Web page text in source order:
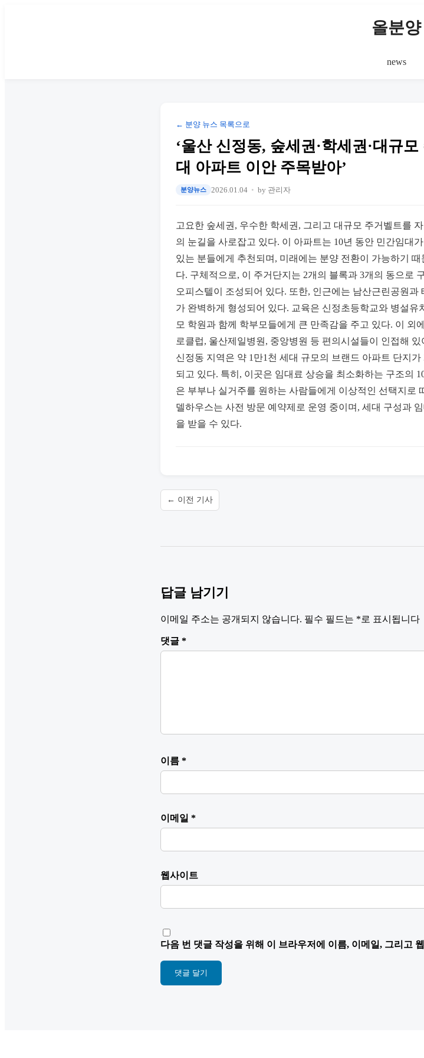
올분양
news
← 분양 뉴스 목록으로
‘울산 신정동, 숲세권·학세권·대규
대 아파트 이안 주목받아’
분양뉴스 2026.01.04 by 관리자
고요한 숲세권, 우수한 학세권, 그리고 대규모 주거벨트를
의 눈길을 사로잡고 있다. 이 아파트는 10년 동안 민간임대
있는 분들에게 추천되며, 미래에는 분양 전환이 가능하기
다. 구체적으로, 이 주거단지는 2개의 블록과 3개의 동으로
오피스텔이 조성되어 있다. 또한, 인근에는 남산근린공원과
가 완벽하게 형성되어 있다. 교육은 신정초등학교와 병설
모 학원과 함께 학부모들에게 큰 만족감을 주고 있다. 이 외
로클럽, 울산제일병원, 중앙병원 등 편의시설들이 인접해
신정동 지역은 약 1만1천 세대 규모의 브랜드 아파트 단지
되고 있다. 특히, 이곳은 임대료 상승을 최소화하는 구조의
은 부부나 실거주를 원하는 사람들에게 이상적인 선택지로
델하우스는 사전 방문 예약제로 운영 중이며, 세대 구성과
을 받을 수 있다.
← 이전 기사
답글 남기기
이메일 주소는 공개되지 않습니다. 필수 필드는 *로 표시됩니다
댓글 *
이름 *
이메일 *
웹사이트
다음 번 댓글 작성을 위해 이 브라우저에 이름, 이메일, 그리고